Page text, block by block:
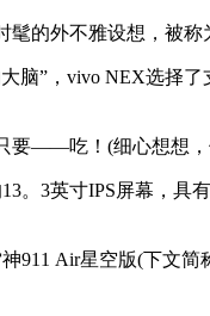
的外不雅设想，被称
”，vivo NEX选择了
——吃！(细心想想，
3英寸IPS屏幕，具
Air星空版(下文简